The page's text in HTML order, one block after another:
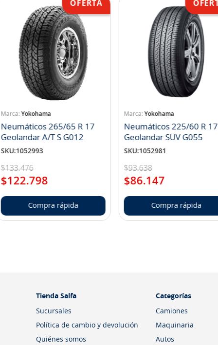
Yokohama
Neumáticos 265/65 R 17
Geolandar A/T S G012
SKU:1052993
$133.476
$122.798
Compra rápida
Yokohama
Neumáticos 225/60 R 17
Geolandar SUV G055
SKU:1052981
$93.638
$86.147
Compra rápida
Tienda Salfa
Sucursales
Política de cambio y devolución
Quiénes somos
Categorías
Camiones
Maquinaria
Autos